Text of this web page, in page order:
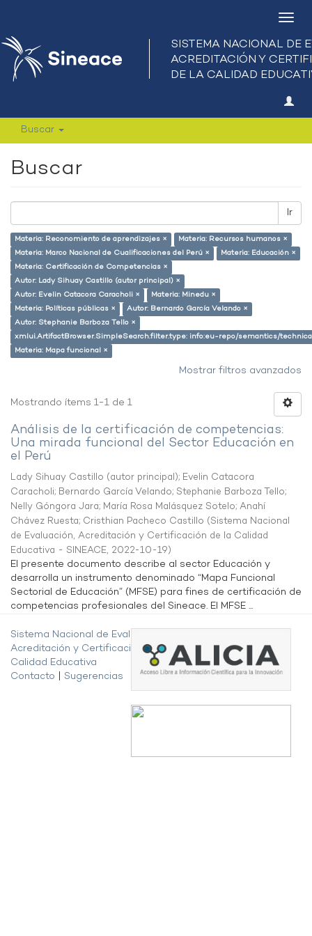
Buscar
Buscar
Ir
Materia: Reconomiento de aprendizajes ×
Materia: Recursos humanos ×
Materia: Marco Nacional de Cualificaciones del Perú ×
Materia: Educación ×
Materia: Certificación de Competencias ×
Autor: Lady Sihuay Castillo (autor principal) ×
Autor: Evelin Catacora Caracholi ×
Materia: Minedu ×
Materia: Políticas públicas ×
Autor: Bernardo García Velando ×
Autor: Stephanie Barboza Tello ×
xmlui.ArtifactBrowser.SimpleSearch.filter.type: info:eu-repo/semantics/
Materia: Mapa funcional ×
Mostrar filtros avanzados
Mostrando ítems 1-1 de 1
Análisis de la certificación de competencias:
Una mirada funcional del Sector Educación en
el Perú
Lady Sihuay Castillo (autor principal); Evelin Catacora
Caracholi; Bernardo García Velando; Stephanie Barboza Tello;
Nelly Góngora Jara; María Rosa Malásquez Sotelo; Anahí
Chávez Ruesta; Cristhian Pacheco Castillo (Sistema Nacional
de Evaluación, Acreditación y Certificación de la Calidad
Educativa - SINEACE, 2022-10-19)
El presente documento describe al sector Educación y
desarrolla un instrumento denominado “Mapa Funcional
Sectorial de Educación” (MFSE) para fines de certificación de
competencias profesionales del Sineace. El MFSE ...
Sistema Nacional de Evaluación,
Acreditación y Certificación de la
Calidad Educativa
Contacto
Sugerencias